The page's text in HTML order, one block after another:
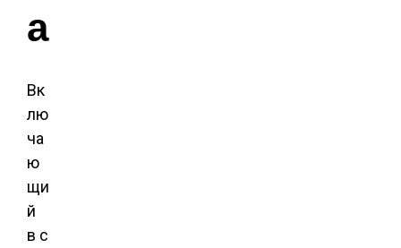
а
Вк
лю
ча
ю
щи
й
в с